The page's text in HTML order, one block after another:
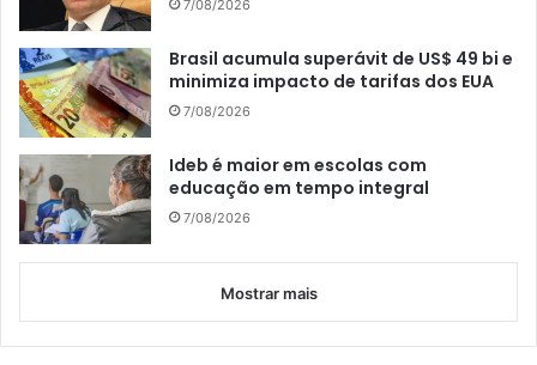
7/08/2026
Brasil acumula superávit de US$ 49 bi e
minimiza impacto de tarifas dos EUA
7/08/2026
Ideb é maior em escolas com
educação em tempo integral
7/08/2026
Mostrar mais